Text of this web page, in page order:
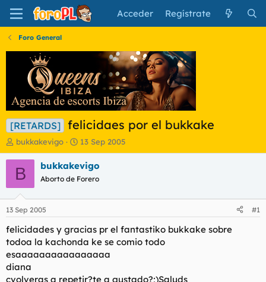
Acceder Regístrate
Foro General
[RETARDS] felicidaes por el bukkake
I
n
i
c
a
d
o
r
d
e
l
t
bukkakevigo
F
e
c
a
i
n
i
c
i
13 Sep 2005
B bukkakevigo
Aborto de Forero
13 Sep 2005 #1
felicidades y gracias pr el fantastiko bukkake sobre
todoa la kachonda ke se comio todo
esaaaaaaaaaaaaaaaa
diana
cvolveras a repetir?te a gustado?;)Saluds